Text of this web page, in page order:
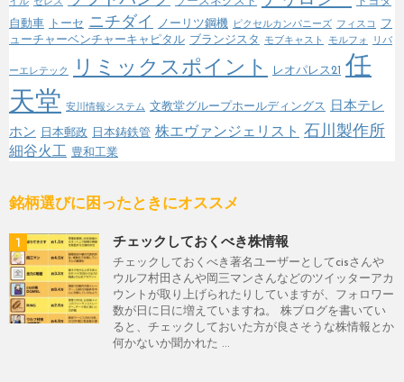
イル セレス
自動車
トーセ ニチダイ ノーリツ鋼機 ピクセルカンパニーズ フィスコ
フ
ューチャーベンチャーキャピタル ブランジスタ モブキャスト モルフォ リバ
ーエレテック リミックスポイント レオパレス21
任
天堂 安川情報システム 文教堂グループホールディングス
日本テレ
ホン
日本郵政 日本鋳鉄管 株エヴァンジェリスト 石川製作所
細谷火工 豊和工業
銘柄選びに困ったときにオススメ
1 チェックしておくべき株情報
チェックしておくべき著名ユーザーとしてcisさんや
ウルフ村田さんや岡三マンさんなどのツイッターアカ
ウントが取り上げられたりしていますが、フォロワー
数が日に日に増えていますね。 株ブログを書いてい
ると、チェックしておいた方が良さそうな株情報とか
何かないか聞かれた ...